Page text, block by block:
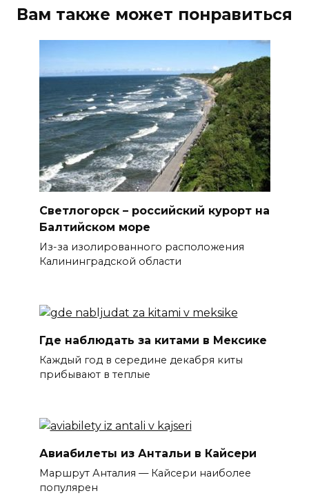
Вам также может понравиться
Светлогорск – российский курорт на
Балтийском море
Из-за изолированного расположения
Калининградской области
Где наблюдать за китами в Мексике
Каждый год в середине декабря киты
прибывают в теплые
Авиабилеты из Антальи в Кайсери
Маршрут Анталия — Кайсери наиболее
популярен